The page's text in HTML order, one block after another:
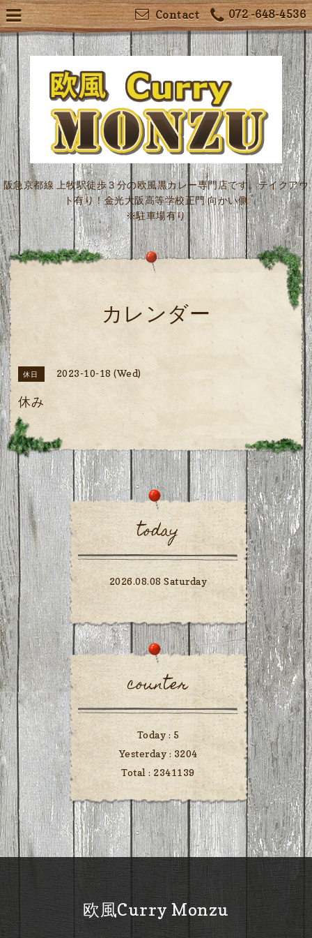
072 -648-4536
Contact
阪急京都線 上牧駅徒歩３分の欧風黒カレー専門店です。テイクアウ
ト有り！金光大阪高等学校正門 向かい側
※駐車場有り
カレンダー
休日 2023-10-18 (Wed)
休み
today
2026.08.08 Saturday
counter
Today : 5
Yesterday : 3204
Total : 2341139
欧風Curry Monzu